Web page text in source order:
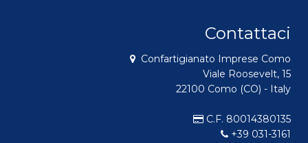
Contattaci
Confartigianato Imprese Como
Viale Roosevelt, 15
22100 Como (CO) - Italy
C.F. 80014380135
+39 031-3161